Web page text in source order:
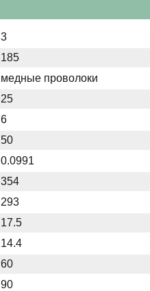
3
185
медные проволоки
25
6
50
0.0991
354
293
17.5
14.4
60
90